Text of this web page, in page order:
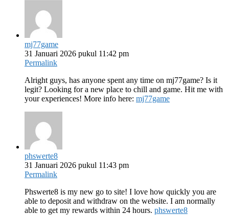
mj77game
31 Januari 2026 pukul 11:42 pm
Permalink
Alright guys, has anyone spent any time on mj77game? Is it
legit? Looking for a new place to chill and game. Hit me with
your experiences! More info here: mj77game
phswerte8
31 Januari 2026 pukul 11:43 pm
Permalink
Phswerte8 is my new go to site! I love how quickly you are
able to deposit and withdraw on the website. I am normally
able to get my rewards within 24 hours. phswerte8